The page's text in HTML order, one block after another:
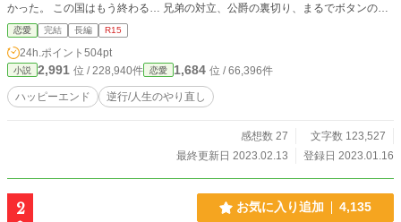
かった。 この国はもう終わる… 兄弟の対立、公爵の裏切り、まるでボタンの掛
け違い。 だから歪み取り返しのつかない事になった。 そして私は暗殺され… 次
に目が覚めた時０歳児に戻っていた。 ❈ 作者独自の世界観です。 ❈ 作
者独自の設定です。こういう設定だとご了承頂けると幸いです。
恋愛 完結 長編 R15
24h.ポイント 504pt
小説 2,991 位 / 228,940件 恋愛 1,684 位 / 66,396件
ハッピーエンド 逆行/人生のやり直し
感想数 27
文字数 123,527
最終更新日 2023.02.13
登録日 2023.01.16
2 お気に入り追加 4,135